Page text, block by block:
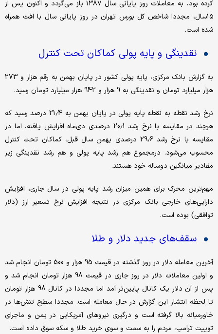
کرده بود، به معاملات روز پایانی سال ۱۳۸۷ باز می‌گردد و اکنون پس از
۱۵سال، مجددا شاخص کل بورس تهران در روز پایانی سال با افت همراه
شده است.
نقدینگی و پایه پولی کماکان تحت کنترل
به گزارش بانک مرکزی، پایه پولی کشور در پایان بهمن به رقم هزار و 273
هزار میلیارد تومان و نقدینگی به 9 هزار و 942 هزار میلیارد تومان رسید.
نرخ رشد نقطه به نقطه پایه پولی در پایان بهمن به 21.4 درصد رسید که
هرچند در مقایسه با نرخ رشد 20.1 درصدی دی‌ماه افزایش یافته، اما در
مقایسه با نرخ رشد 29.6 درصدی بهمن سال قبل،‌ کماکان تحت کنترل
محسوب می‌شود. درمجموع هم رشد پایه پولی و هم رشد نقدینگی زیر
مقادیر میانگین دوساله خود هستند.
مهم‌ترین محرک برای همین میزان رشد پایه پولی در سال جاری، افزایش
دارایی‌های خارجی بانک مرکزی در نتیجه افزایش نرخ تسعیر ارز (دلار
توافقی) بوده است.
سقف‌های جدید دلار و طلا
آخرین معامله دلار در روز گذشته در قیمت 95 هزار و 500 تومان انجام شد
و اولین معاملات دلار در روز جاری در قیمت 98 هزار تومان انجام شد و
پس از آن دلار یک کانال پایین‌تر آمد اما مجددا در کانال 98 هزار تومان
تا لحظه انتشار این گزارش در حال معامله است. مجددا سطح تنش‌ها در
خاورمیانه بالا گرفته است و درگیری نیروهای آمریکایی در یمن و ماجرای
توییت ترامپ، مردم را به سمت و سوی خرید طلا و سکه سوق داده است.